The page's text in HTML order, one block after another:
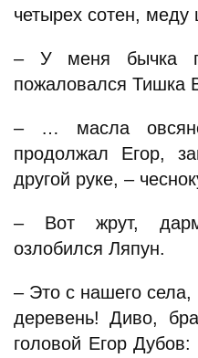
четырех сотен,
– У меня бычка
пожаловался Тишка
– … масла
продолжал Егор,
другой руке, –
– Вот жрут,
озлобился Ляпун.
– Это с нашего села,
деревень! Диво,
головой Егор